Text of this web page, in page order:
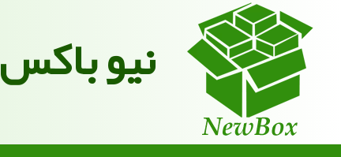
نیو باکس